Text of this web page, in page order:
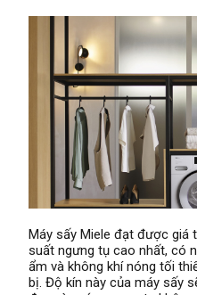
Máy sấy Miele đạt được giá
suất ngưng tụ cao nhất, có
ẩm và không khí nóng tối
bị. Độ kín này của máy sấy